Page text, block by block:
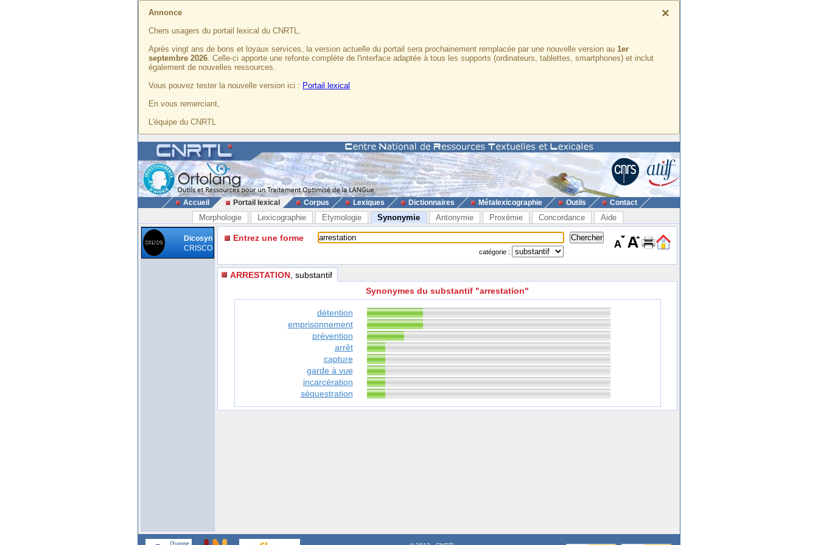
×
Annonce
Chers usagers du portail lexical du CNRTL,
Après vingt ans de bons et loyaux services, la version actuelle du portail sera prochainement remplacée par une nouvelle version au 1er
septembre 2026. Celle-ci apporte une refonte complète de l'interface adaptée à tous les supports (ordinateurs, tablettes, smartphones) et inclut
également de nouvelles ressources.
Vous pouvez tester la nouvelle version ici : Portail lexical
En vous remerciant,
L'équipe du CNRTL
Accueil Portail lexical Corpus Lexiques Dictionnaires Métalexicographie Outils Contact
Morphologie Lexicographie Etymologie Synonymie Antonymie Proxémie Concordance Aide
Dicosyn
CRISCO
Entrez une forme
catégorie :
ARRESTATION , substantif
Synonymes du substantif "arrestation"
détention
emprisonnement
prévention
arrêt
capture
garde à vue
incarcération
séquestration